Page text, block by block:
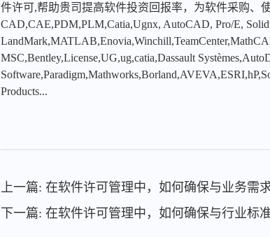
件许可,帮助贵司提高软件投资回报率，为软件采购、
CAD,CAE,PDM,PLM,Catia,Ugnx, AutoCAD, Pro/E,
MSC,Bentley,License,UG,ug,catia,Dassault
Products...
上一篇: 在软件许可管理中，如何确保与业务需
下一篇: 在软件许可管理中，如何确保与行业标